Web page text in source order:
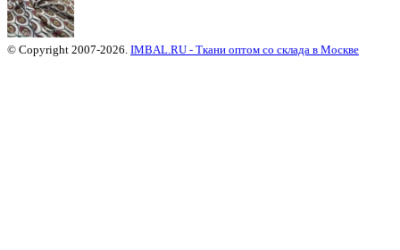
© Copyright 2007-2026. IMBAL.RU - Ткани оптом со склада в Москве